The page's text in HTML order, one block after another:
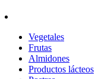
Vegetales
Frutas
Almidones
Productos lácteos